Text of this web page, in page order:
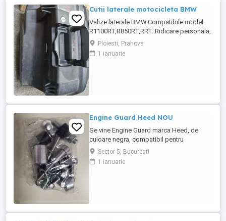
Cutii laterale motocicleta BMW
Valize laterale BMW.Compatibile model
R1100RT,R850RT,RRT. Ridicare personala,
nu trimit in tara.
Ploiesti, Prahova
1 ianuarie
Engine Guard Heed NOU
Se vine Engine Guard marca Heed, de
culoare negra, compatibil pentru
motocicletele BMW F800 GS si F900 GS.
Contine brosura cu instructiuni in limba
poloneza si engleza. Produsul este NOU
Sector 5, Bucuresti
1 ianuarie